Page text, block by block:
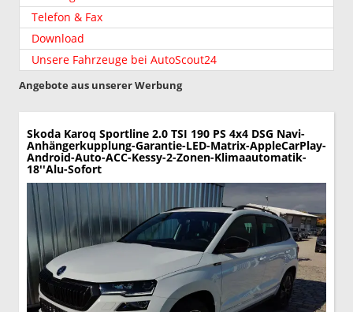
Telefon & Fax
Download
Unsere Fahrzeuge bei AutoScout24
Angebote aus unserer Werbung
Skoda Karoq Sportline 2.0 TSI 190 PS 4x4 DSG Navi-
Anhängerkupplung-Garantie-LED-Matrix-AppleCarPlay-
Android-Auto-ACC-Kessy-2-Zonen-Klimaautomatik-
18''Alu-Sofort